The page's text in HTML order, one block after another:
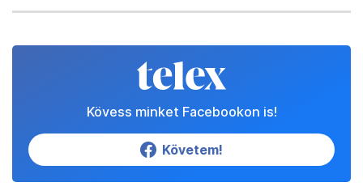
Kövess minket Facebookon is!
Követem!